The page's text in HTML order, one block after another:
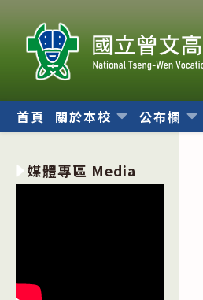
內
首頁 關於本校 公布欄
媒體專區 Media